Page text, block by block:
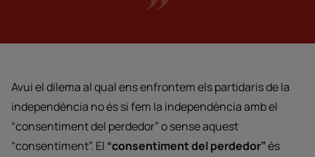
Avui el dilema al qual ens enfrontem els partidaris de la
independència no és si fem la independència amb el
“consentiment del perdedor” o sense aquest
“consentiment”. El “consentiment del perdedor”és